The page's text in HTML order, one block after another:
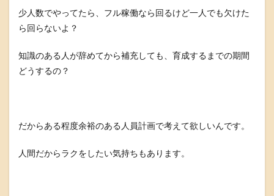
少人数でやってたら、フル稼働なら回るけど一人でも欠けた
ら回らないよ？
知識のある人が辞めてから補充しても、育成するまでの期間
どうするの？
だからある程度余裕のある人員計画で考えて欲しいんです。
人間だからラクをしたい気持ちもあります。